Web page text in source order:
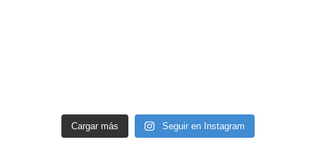
Cargar más Seguir en Instagram